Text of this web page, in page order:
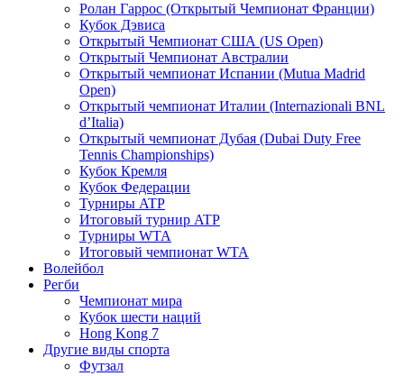
Ролан Гаррос (Открытый Чемпионат Франции)
Кубок Дэвиса
Открытый Чемпионат США (US Open)
Открытый Чемпионат Австралии
Открытый чемпионат Испании (Mutua Madrid
Open)
Открытый чемпионат Италии (Internazionali BNL
d’Italia)
Открытый чемпионат Дубая (Dubai Duty Free
Tennis Championships)
Кубок Кремля
Кубок Федерации
Турниры ATP
Итоговый турнир ATP
Турниры WTA
Итоговый чемпионат WTA
Волейбол
Регби
Чемпионат мира
Кубок шести наций
Hong Kong 7
Другие виды спорта
Футзал